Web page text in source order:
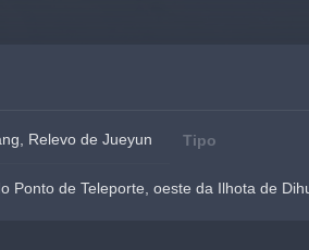
Relevo de Jueyun Tipo
Ponto de Teleporte, oeste da Ilhota de